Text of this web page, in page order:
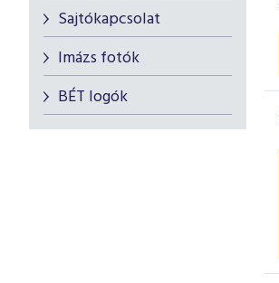
Sajtókapcsolat
Imázs fotók
BÉT logók